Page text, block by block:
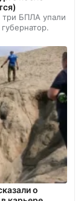
три БПЛА упали
о